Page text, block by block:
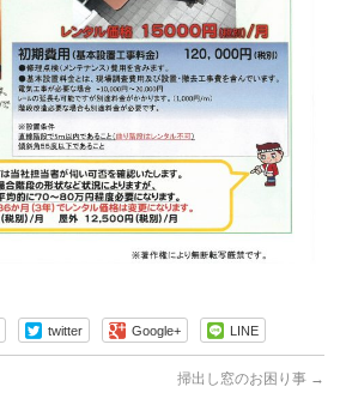
twitter Google+ LINE
掃出し窓のお困り事 →